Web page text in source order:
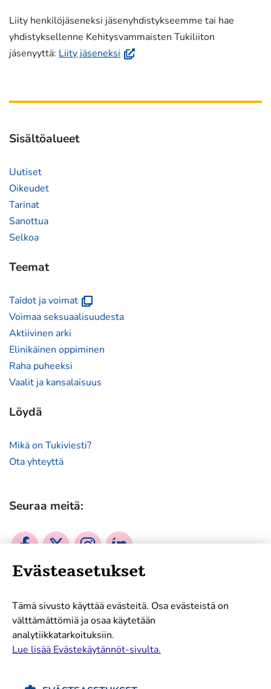
ikkunaan,
siirryt
Liity henkilöjäseneksi jäsenyhdistykseemme tai hae
yhdistyksellenne Kehitysvammaisten Tukiliiton
jäsenyyttä: Liity jäseneksi (avautuu
siirryt
Sisältöalueet
Uutiset
Oikeudet
Tarinat
Sanottua
Selkoa
Teemat
Taidot ja voimat(avautuu
uuteen
Voimaa seksuaalisuudesta
Aktiivinen arki
Elinikäinen oppiminen
Raha puheeksi
Vaalit ja kansalaisuus
Löydä
Mikä on Tukiviesti?
Ota yhteyttä
Seuraa meitä:
Sosiaalinen
facebook
Sosiaalinen
twitter
Sosiaalinen
instagram
Sosiaalinen
linkedin
Evästeasetukset
Tämä sivusto käyttää evästeitä. Osa evästeistä on
välttämättömiä ja osaa käytetään
analytiikkatarkoituksiin.
Lue lisää Evästekäytännöt-sivulta.